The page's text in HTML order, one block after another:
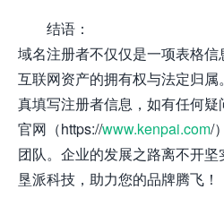
结语：
域名注册者不仅仅是一项表格
互联网资产的拥有权与法定归
真填写注册者信息，如有任何
官网（https://www.kenpai.com/
团队。企业的发展之路离不开
垦派科技，助力您的品牌腾飞！